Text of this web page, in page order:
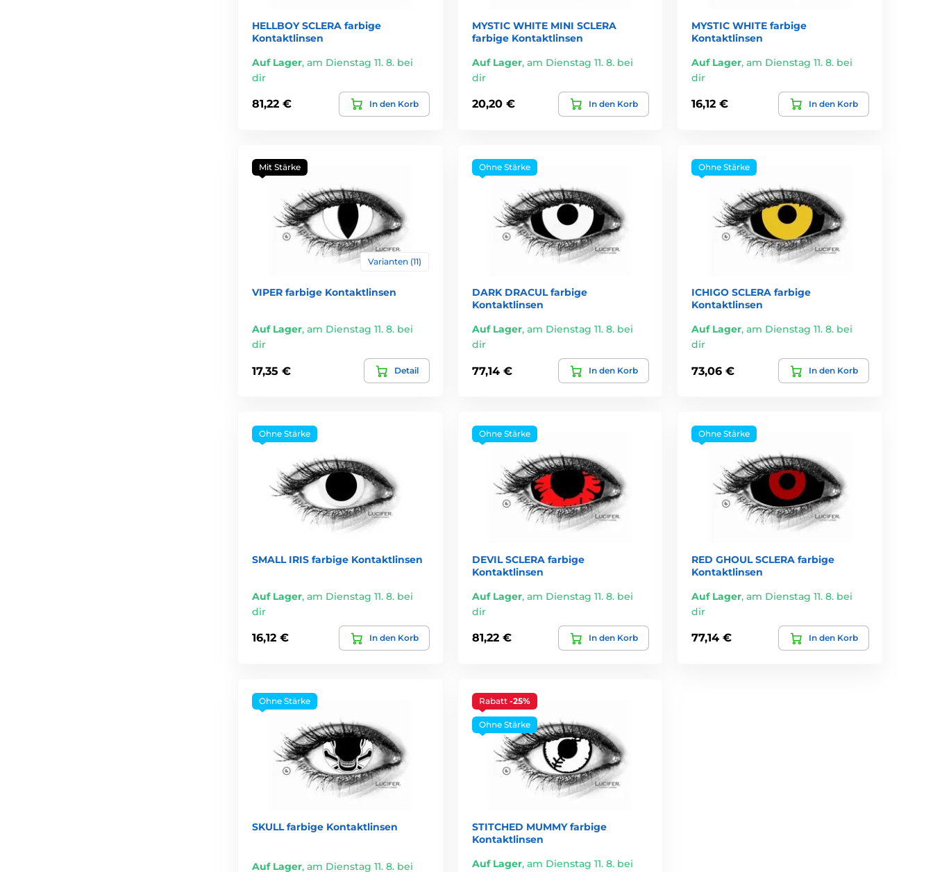
HELLBOY SCLERA farbige
Kontaktlinsen
Auf Lager, am Dienstag 11. 8. bei
dir
81,22 € In den Korb
MYSTIC WHITE MINI SCLERA
farbige Kontaktlinsen
Auf Lager, am Dienstag 11. 8. bei
dir
20,20 € In den Korb
MYSTIC WHITE farbige
Kontaktlinsen
Auf Lager,am Dienstag 11. 8. bei
dir
16,12 € In den Korb
Mit Stärke
Varianten (11)
VIPER farbige Kontaktlinsen
Auf Lager, am Dienstag 11. 8. bei
dir
17,35 € Detail
Ohne Stärke
DARK DRACUL farbige
Kontaktlinsen
Auf Lager, am Dienstag 11. 8. bei
dir
77,14 € In den Korb
Ohne Stärke
ICHIGO SCLERA farbige
Kontaktlinsen
Auf Lager,am Dienstag 11. 8. bei
dir
73,06 € In den Korb
Ohne Stärke
SMALL IRIS farbige Kontaktlinsen
Auf Lager, am Dienstag 11. 8. bei
dir
16,12 € In den Korb
Ohne Stärke
DEVIL SCLERA farbige
Kontaktlinsen
Auf Lager, am Dienstag 11. 8. bei
dir
81,22 € In den Korb
Ohne Stärke
RED GHOUL SCLERA farbige
Kontaktlinsen
Auf Lager,am Dienstag 11. 8. bei
dir
77,14 € In den Korb
Ohne Stärke
SKULL farbige Kontaktlinsen
Auf Lager, am Dienstag 11. 8. bei
Rabatt -25%
Ohne Stärke
STITCHED MUMMY farbige
Kontaktlinsen
Auf Lager, am Dienstag 11. 8. bei